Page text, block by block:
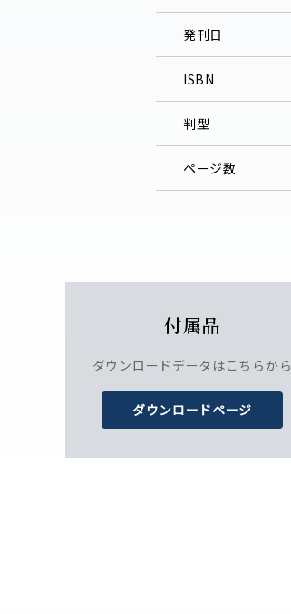
発刊日
ISBN
判型
ページ数
付属品
ダウンロードデータはこちらから
ダウンロードページ